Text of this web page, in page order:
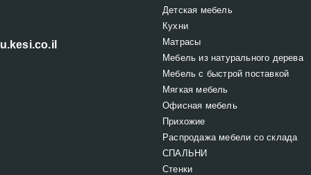
Детская мебель
Кухни
Матрасы
Мебель из натурального дерева
Мебель с быстрой поставкой
Мягкая мебель
Офисная мебель
Прихожие
Распродажа мебели со склада
СПАЛЬНИ
Стенки